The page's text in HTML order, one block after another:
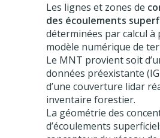
Les lignes et zones de
des écoulements
déterminées par calcul à
modèle numérique de
Le MNT provient soit
données préexistante
d’une couverture lidar
inventaire forestier.
La géométrie des
d’écoulements